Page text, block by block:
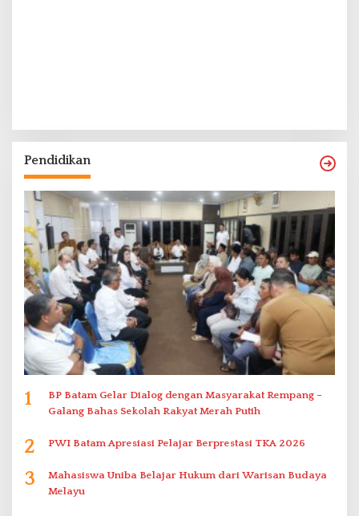
Pendidikan
1
BP Batam Gelar Dialog dengan Masyarakat Rempang –
Galang Bahas Sekolah Rakyat Merah Putih
2 PWI Batam Apresiasi Pelajar Berprestasi TKA 2026
3
Mahasiswa Uniba Belajar Hukum dari Warisan Budaya
Melayu